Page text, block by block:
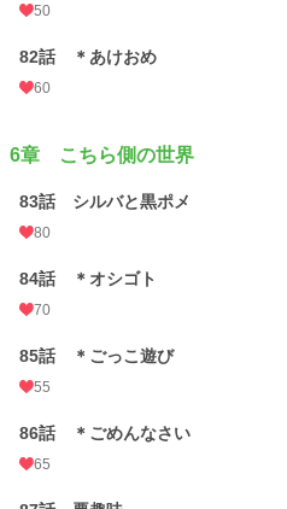
50
82話 ＊あけおめ
60
6章 こちら側の世界
83話 シルバと黒ポメ
80
84話 ＊オシゴト
70
85話 ＊ごっこ遊び
55
86話 ＊ごめんなさい
65